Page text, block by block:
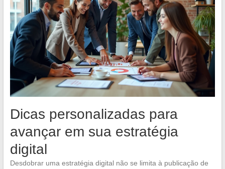
Dicas personalizadas para
avançar em sua estratégia
digital
Desdobrar uma estratégia digital não se limita à publicação de